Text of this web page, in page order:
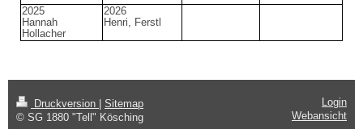
2025
Hannah
Hollacher
2026
Henri, Ferstl
Druckversion
Sitemap
© SG 1880 "Tell" Kösching
Login
Webansicht